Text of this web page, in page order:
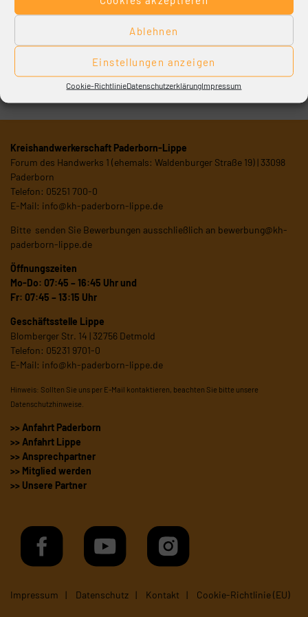
Ablehnen
Einstellungen anzeigen
Cookie-RichtlinieDatenschutzerklärungImpressum
Faktenblatt
SIGNAL IDUNA Gruppe Geschäftsstelle Paderborn, Grüner Weg
31, 33098 Paderborn, Tel.: (05251) 17 40-0, E-Mail:
gs.paderborn@signal-iduna.de
Kreishandwerkerschaft Paderborn-Lippe
Forum des Handwerks 1 (ehemals: Waldenburger Straße 19) | 33098
Paderborn
Telefon: 05251 700-0
E-Mail: info@kh-paderborn-lippe.de
Bitte senden Sie Bewerbungen ausschließlich an bewerbung@kh-
paderborn-lippe.de
Öffnungszeiten
Mo-Do: 07:45 – 16:45 Uhr und
Fr: 07:45 – 13:15 Uhr
Geschäftsstelle Lippe
Blomberger Str. 14 | 32756 Detmold
Telefon: 05231 9701-0
E-Mail: info@kh-paderborn-lippe.de
Hinweis: Sollten Sie uns per E-Mail kontaktieren, beachten Sie bitte unsere
Datenschutzhinweise
>> Anfahrt Paderborn
>> Anfahrt Lippe
>> Ansprechpartner
>> Mitglied werden
>> Unsere Partner
Impressum Datenschutz Kontakt Cookie-Richtlinie (EU)